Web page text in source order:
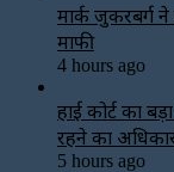
मार्क जुकरबर्ग
माफी
4 hours ago
हाई कोर्ट का
रहने का
5 hours ago